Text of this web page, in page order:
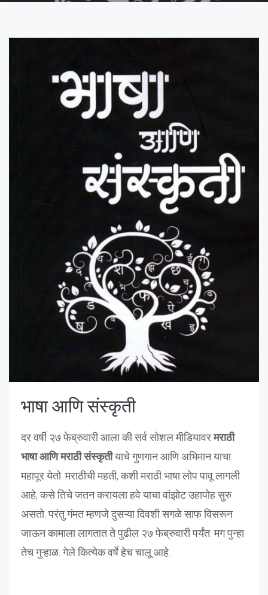
भाषा आणि संस्कृती
दर वर्षी २७ फेब्रुवारी आला की सर्व सोशल मीडियावरमराठी
भाषा आणि मराठी संस्कृतीयाचे गुणगान आणि अभिमान याचा
महापूर येतो. मराठीची महती, कशी मराठी भाषा लोप पावू लागली
आहे, कसे तिचे जतन करायला हवे याचा वांझोट उहापोह सुरु
असतो. परंतु गंमत म्हणजे दुसऱ्या दिवशी सगळे साफ विसरून
जाऊन कामाला लागतात ते पुढील २७ फेब्रुवारी पर्यंत. मग पुन्हा
तेच गुऱ्हाळ. गेले कित्येक वर्षे हेच चालू आहे.